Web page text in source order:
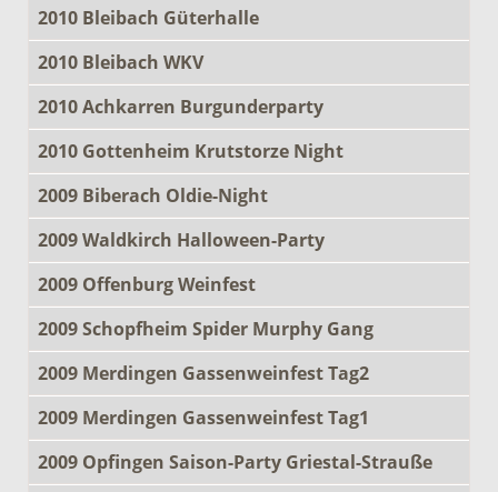
2010 Bleibach Güterhalle
2010 Bleibach WKV
2010 Achkarren Burgunderparty
2010 Gottenheim Krutstorze Night
2009 Biberach Oldie-Night
2009 Waldkirch Halloween-Party
2009 Offenburg Weinfest
2009 Schopfheim Spider Murphy Gang
2009 Merdingen Gassenweinfest Tag2
2009 Merdingen Gassenweinfest Tag1
2009 Opfingen Saison-Party Griestal-Strauße